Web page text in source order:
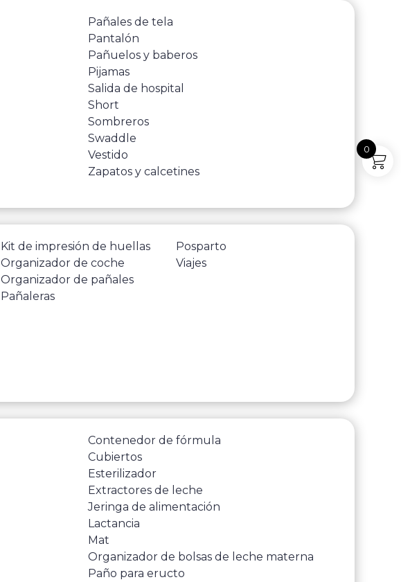
Pañales de tela
Pantalón
Pañuelos y baberos
Pijamas
Salida de hospital
Short
Sombreros
Swaddle
Vestido
Zapatos y calcetines
Kit de impresión de huellas
Organizador de coche
Organizador de pañales
Pañaleras
Posparto
Viajes
Contenedor de fórmula
Cubiertos
Esterilizador
Extractores de leche
Jeringa de alimentación
Lactancia
Mat
Organizador de bolsas de leche materna
Paño para eructo
0